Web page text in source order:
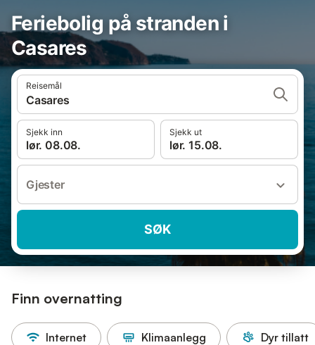
Feriebolig på stranden i
Casares
Reisemål
Casares
Sjekk inn
lør. 08.08.
Sjekk ut
lør. 15.08.
Gjester
SØK
Finn overnatting
Internet Klimaanlegg Dyr tillatt